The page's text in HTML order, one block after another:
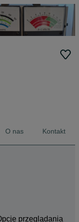
O nas Kontakt
przeglądania